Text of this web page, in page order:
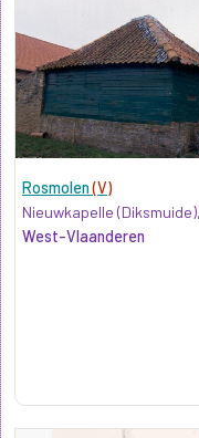
Rosmolen(V)
Nieuwkapelle (Diksmuide),
West-Vlaanderen